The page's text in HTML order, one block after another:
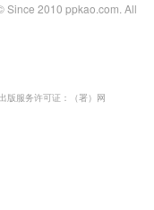
Since 2010 ppkao.com. All
版服务许可证：（署）网